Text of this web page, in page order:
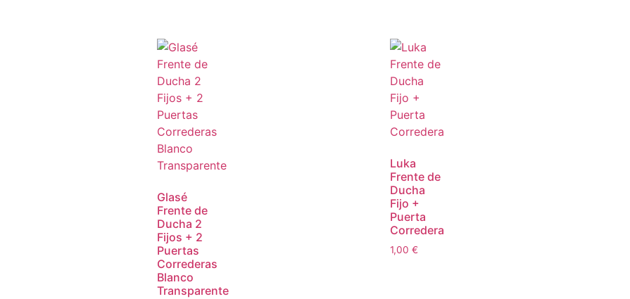
Glasé
Frente de
Ducha 2
Fijos + 2
Puertas
Correderas
Blanco
Transparente
Luka
Frente de
Ducha
Fijo +
Puerta
Corredera
1,00 €